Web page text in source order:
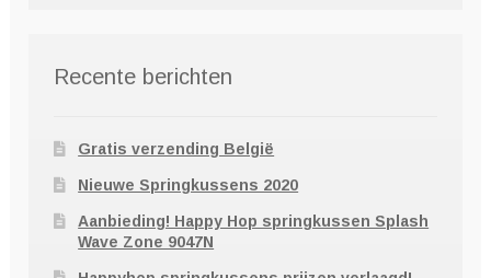
Recente berichten
Gratis verzending België
Nieuwe Springkussens 2020
Aanbieding! Happy Hop springkussen Splash
Wave Zone 9047N